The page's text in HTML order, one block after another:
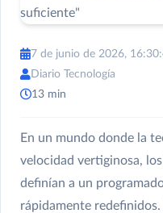
7 de junio de 2026,
Diario Tecnología
13 min
En un mundo donde la
velocidad vertiginosa,
definían a un
rápidamente